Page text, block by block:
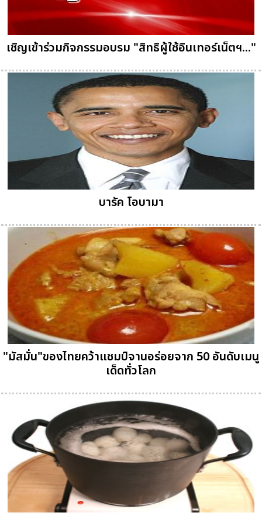
เชิญเข้าร่วมกิจกรรมอบรม "สิทธิผู้ใช้อินเทอร์เน็ตฯ..."
บารัค โอบามา
"มัสมั่น"ของไทยคว้าแชมป์จานอร่อยจาก 50 อันดับเมนู
เด็ดทั่วโลก